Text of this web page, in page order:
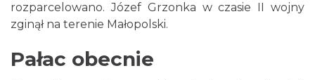
rozparcelowano. Józef Grzonka w czasie II wojny
zginął na terenie Małopolski.
Pałac obecnie